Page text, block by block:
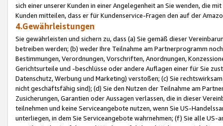
sich einer unserer Kunden in einer Angelegenheit an Sie wenden, die
Kunden mitteilen, dass er für Kundenservice-Fragen den auf der
4.Gewährleistungen
Sie gewährleisten und sichern zu, dass (a) Sie gemäß dieser
betreiben werden; (b) weder Ihre Teilnahme am Partnerprogramm
Bestimmungen, Verordnungen, Vorschriften, Anordnungen,
Gerichtsurteile und -beschlüsse oder andere Auflagen einer für Sie
Datenschutz, Werbung und Marketing) verstoßen; (c) Sie
nicht geschäftsfähig sind); (d) Sie den Nutzen der Teilnahme am
Zusicherungen, Garantien oder Aussagen verlassen, die in dieser
teilnehmen und keine Serviceangebote nutzen, wenn Sie US-
unterliegen, in dem Sie Serviceangebote wahrnehmen; (f) Sie alle